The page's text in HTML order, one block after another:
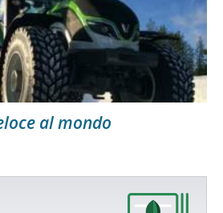
al mondo